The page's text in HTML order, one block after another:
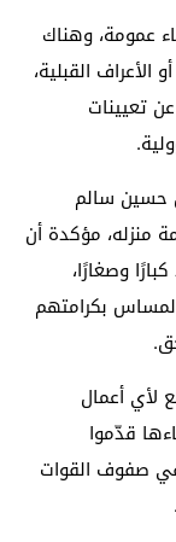
عمومة، وهناك
الأعراف القبلية،
تعيينات
حسين سالم
منزله، مؤكدة أن
وصغارًا،
بكرامتهم
لأي أعمال
قدّموا
صفوف القوات